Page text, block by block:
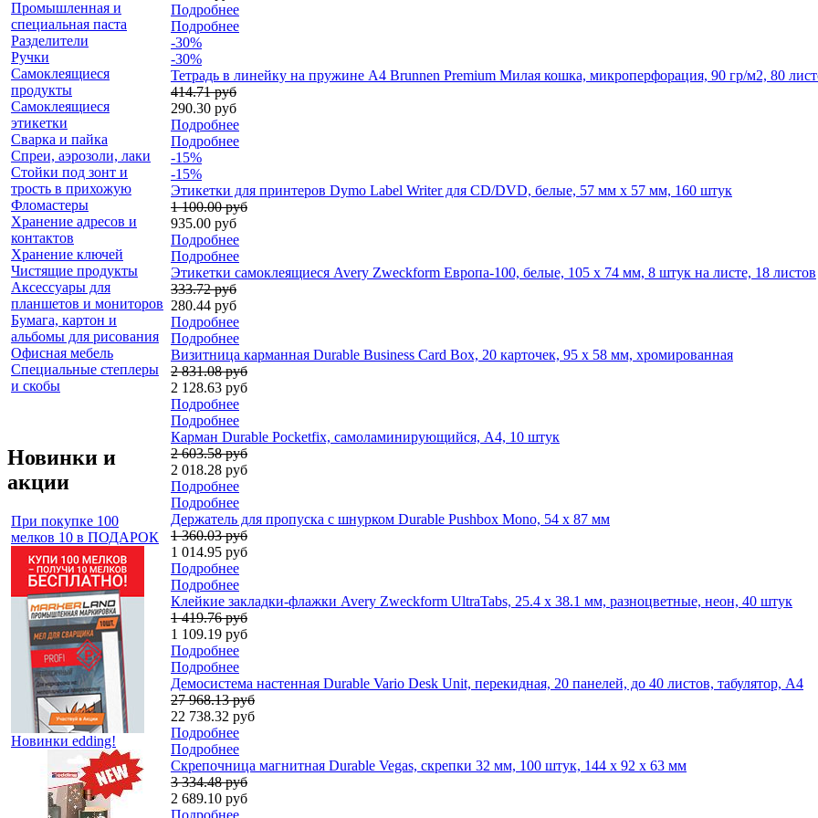
Промышленная и
специальная паста
Разделители
Ручки
Самоклеящиеся
продукты
Самоклеящиеся
этикетки
Сварка и пайка
Спреи, аэрозоли, лаки
Стойки под зонт и
трость в прихожую
Фломастеры
Хранение адресов и
контактов
Хранение ключей
Чистящие продукты
Аксессуары для
планшетов и мониторов
Бумага, картон и
альбомы для рисования
Офисная мебель
Специальные степлеры
и скобы
Новинки и
акции
При покупке 100
мелков 10 в ПОДАРОК
Новинки edding!
Подробнее
Подробнее
-30%
-30%
Тетрадь в линейку на пружине А4 Brunnen Premium Милая кошка, микроперфорация, 90 гр/м2, 80
414.71 руб
290.30 руб
Подробнее
Подробнее
-15%
-15%
Этикетки для принтеров Dymo Label Writer для CD/DVD, белые, 57 мм х 57 мм, 160 штук
1 100.00 руб
935.00 руб
Подробнее
Подробнее
Этикетки самоклеящиеся Avery Zweckform Европа-100, белые, 105 х 74 мм, 8 штук на листе, 18 листов
333.72 руб
280.44 руб
Подробнее
Подробнее
Визитница карманная Durable Business Card Box, 20 карточек, 95 x 58 мм, хромированная
2 831.08 руб
2 128.63 руб
Подробнее
Подробнее
Карман Durable Pocketfix, самоламинирующийся, A4, 10 штук
2 603.58 руб
2 018.28 руб
Подробнее
Подробнее
Держатель для пропуска с шнурком Durable Pushbox Mono, 54 х 87 мм
1 360.03 руб
1 014.95 руб
Подробнее
Подробнее
Клейкие закладки-флажки Avery Zweckform UltraTabs, 25.4 х 38.1 мм, разноцветные, неон, 40 штук
1 419.76 руб
1 109.19 руб
Подробнее
Подробнее
Демосистема настенная Durable Vario Desk Unit, перекидная, 20 панелей, до 40 листов, табулятор, А4
27 968.13 руб
22 738.32 руб
Подробнее
Подробнее
Скрепочница магнитная Durable Vegas, скрепки 32 мм, 100 штук, 144 x 92 x 63 мм
3 334.48 руб
2 689.10 руб